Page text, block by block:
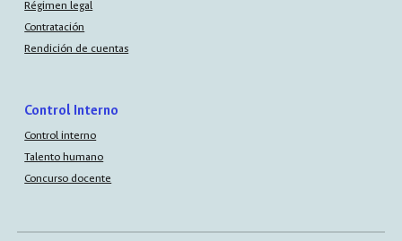
Régimen legal
Contratación
Rendición de cuentas
Control Interno
Control interno
Talento humano
Concurso docente